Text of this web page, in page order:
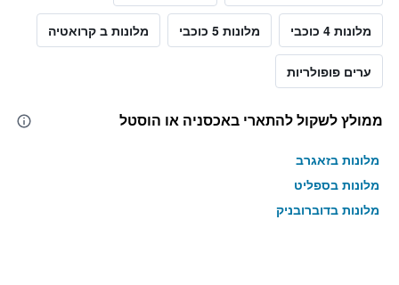
מלונות 4 כוכבי מלונות 5 כוכבי מלונות ב קרואטיה
ערים פופולריות
ממולץ לשקול להתארי באכסניה או הוסטל
מלונות בזאגרב
מלונות בספליט
מלונות בדוברובניק